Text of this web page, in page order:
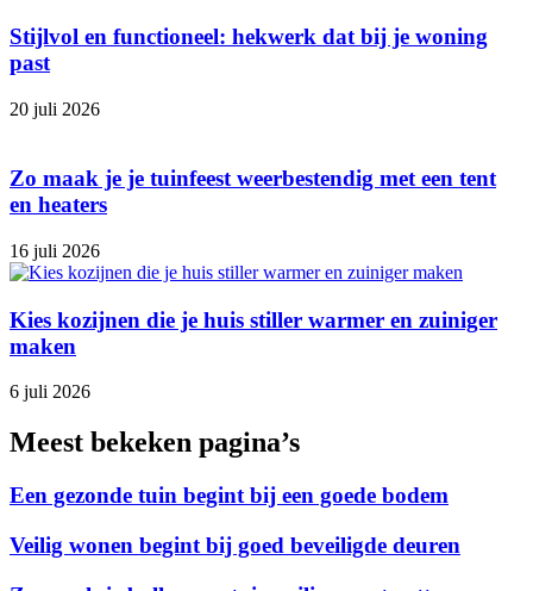
Stijlvol en functioneel: hekwerk dat bij je woning
past
20 juli 2026
Zo maak je je tuinfeest weerbestendig met een tent
en heaters
16 juli 2026
Kies kozijnen die je huis stiller warmer en zuiniger
maken
6 juli 2026
Meest bekeken pagina’s
Een gezonde tuin begint bij een goede bodem
Veilig wonen begint bij goed beveiligde deuren